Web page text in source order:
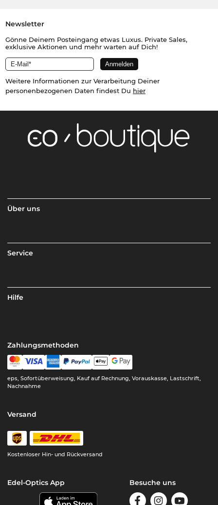
Newsletter
Gönne Deinem Posteingang etwas Luxus. Private Sales,
exklusive Aktionen und mehr warten auf Dich!
Weitere Informationen zur Verarbeitung Deiner
personenbezogenen Daten findest Du hier
Über uns
Service
Hilfe
Zahlungsmethoden
eps, Sofortüberweisung, Kauf auf Rechnung, Vorauskasse, Lastschrift,
Nachnahme
Versand
Kostenloser Hin- und Rückversand
Edel-Optics App Besuche uns